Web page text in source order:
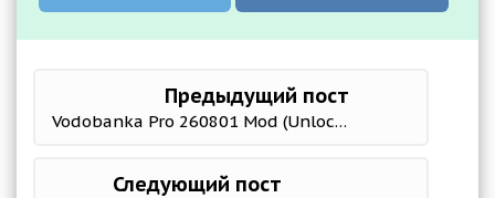
Предыдущий пост
Vodobanka Pro 260801 Mod (Unlock most levels)
Следующий пост